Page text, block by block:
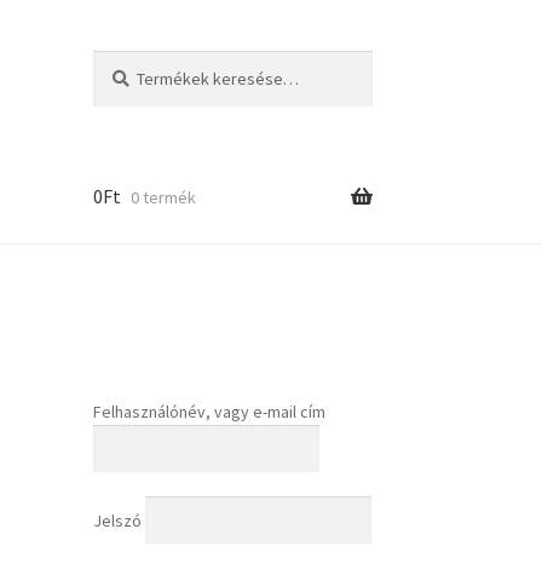
0Ft 0 termék
Felhasználónév, vagy e-mail cím
Jelszó